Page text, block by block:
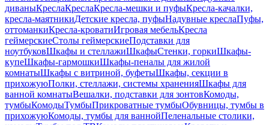
диваныКреслаКреслаКресла-мешки и пуфыКресла-качалки,
кресла-маятникиДетские кресла, пуфыНадувные креслаПуфы,
оттоманкиКресла-кроватиИгровая мебельКресла
геймерскиеСтолы геймерскиеПодставки для
ноутбуковШкафы и стеллажиШкафыСтенки, горкиШкафы-
купеШкафы-гармошкиШкафы-пеналы для жилой
комнатыШкафы с витриной, буфетыШкафы, секции в
прихожуюПолки, стеллажи, системы храненияШкафы для
ванной комнатыВешалки, подставки для зонтовКомоды,
тумбыКомодыТумбыПрикроватные тумбыОбувницы, тумбы в
прихожуюКомоды, тумбы для ваннойПеленальные столики,